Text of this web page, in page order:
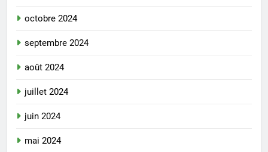
octobre 2024
septembre 2024
août 2024
juillet 2024
juin 2024
mai 2024